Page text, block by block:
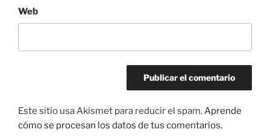
Web
Este sitio usa Akismet para reducir el spam.Aprende
cómo se procesan los datos de tus comentarios.